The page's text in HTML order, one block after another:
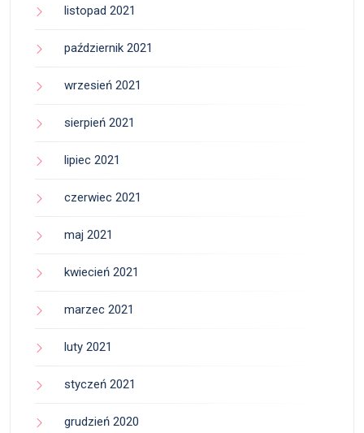
listopad 2021
październik 2021
wrzesień 2021
sierpień 2021
lipiec 2021
czerwiec 2021
maj 2021
kwiecień 2021
marzec 2021
luty 2021
styczeń 2021
grudzień 2020